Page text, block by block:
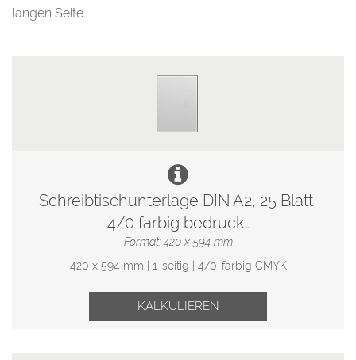
langen Seite.
Schreibtischunterlage DIN A2, 25 Blatt,
4/0 farbig bedruckt
Format: 420 x 594 mm
420 x 594 mm | 1-seitig | 4/0-farbig CMYK
KALKULIEREN